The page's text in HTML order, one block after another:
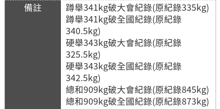
蹲舉341kg破大會紀錄(原紀錄335kg)
蹲舉341kg破全國紀錄(原紀錄
340.5kg)
硬舉343kg破大會紀錄(原紀錄
325.5kg)
硬舉343kg破全國紀錄(原紀錄
342.5kg)
總和909kg破大會紀錄(原紀錄845kg)
總和909kg破全國紀錄(原紀錄873kg)